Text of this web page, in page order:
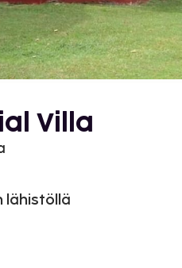
Villa
lähistöllä